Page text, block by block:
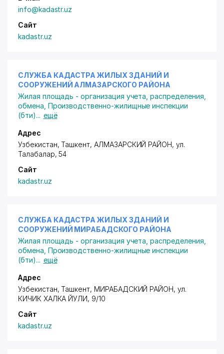
info@kadastr.uz
Сайт
kadastr.uz
СЛУЖБА КАДАСТРА ЖИЛЫХ ЗДАНИЙ И
СООРУЖЕНИЙ АЛМАЗАРСКОГО РАЙОНА
Жилая площадь - организация учета, распределения,
обмена Производственно-жилищные инспекции
(бти)... ещё
Адрес
Узбекистан, Ташкент, АЛМАЗАРСКИЙ РАЙОН,ул.
Талабалар, 54
Сайт
kadastr.uz
СЛУЖБА КАДАСТРА ЖИЛЫХ ЗДАНИЙ И
СООРУЖЕНИЙ МИРАБАДСКОГО РАЙОНА
Жилая площадь - организация учета, распределения,
обмена Производственно-жилищные инспекции
(бти)... ещё
Адрес
Узбекистан, Ташкент, МИРАБАДСКИЙ РАЙОН, ул.
КИЧИК ХАЛКА ЙУЛИ, 9/10
Сайт
kadastr.uz